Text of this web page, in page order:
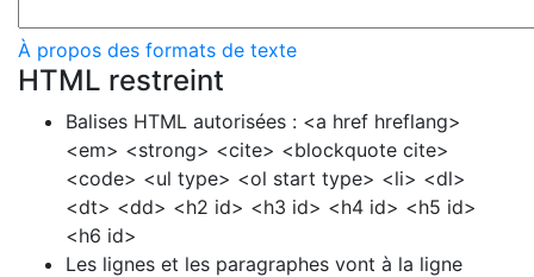
À propos des formats de texte
HTML restreint
Balises HTML autorisées : <a href hreflang>
<em> <strong> <cite> <blockquote cite>
<code> <ul type> <ol start type> <li> <dl>
<dt> <dd> <h2 id> <h3 id> <h4 id> <h5 id>
<h6 id>
Les lignes et les paragraphes vont à la ligne